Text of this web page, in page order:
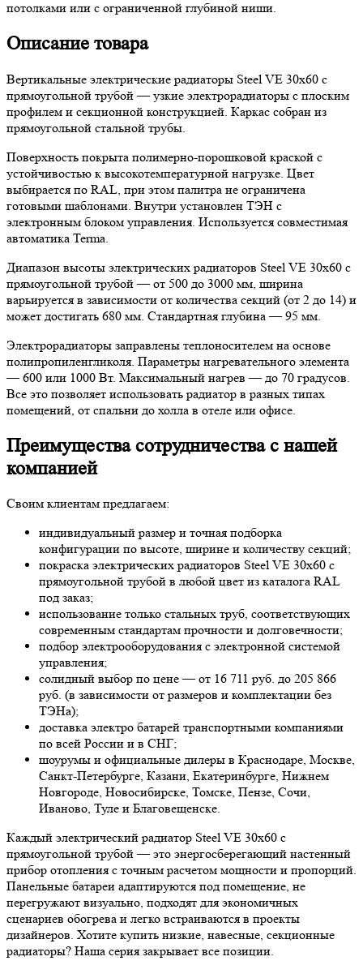
потолками или с ограниченной глубиной ниши.
Описание товара
Вертикальные электрические радиаторы Steel VE 30х60 с
прямоугольной трубой — узкие электрорадиаторы с плоским
профилем и секционной конструкцией. Каркас собран из
прямоугольной стальной трубы.
Поверхность покрыта полимерно-порошковой краской с
устойчивостью к высокотемпературной нагрузке. Цвет
выбирается по RAL, при этом палитра не ограничена
готовыми шаблонами. Внутри установлен ТЭН с
электронным блоком управления. Используется совместимая
автоматика Terma.
Диапазон высоты электрических радиаторов Steel VE 30х60 с
прямоугольной трубой — от 500 до 3000 мм, ширина
варьируется в зависимости от количества секций (от 2 до 14) и
может достигать 680 мм. Стандартная глубина — 95 мм.
Электрорадиаторы заправлены теплоносителем на основе
полипропиленгликоля. Параметры нагревательного элемента
— 600 или 1000 Вт. Максимальный нагрев — до 70 градусов.
Все это позволяет использовать радиатор в разных типах
помещений, от спальни до холла в отеле или офисе.
Преимущества сотрудничества с нашей
компанией
Своим клиентам предлагаем:
индивидуальный размер и точная подборка
конфигурации по высоте, ширине и количеству секций;
покраска электрических радиаторов Steel VE 30х60 с
прямоугольной трубой в любой цвет из каталога RAL
под заказ;
использование только стальных труб, соответствующих
современным стандартам прочности и долговечности;
подбор электрооборудования с электронной системой
управления;
солидный выбор по цене — от 16 711 руб. до 205 866
руб. (в зависимости от размеров и комплектации без
ТЭНа);
доставка электро батарей транспортными компаниями
по всей России и в СНГ;
шоурумы и официальные дилеры в Краснодаре, Москве,
Санкт-Петербурге, Казани, Екатеринбурге, Нижнем
Новгороде, Новосибирске, Томске, Пензе, Сочи,
Иваново, Туле и Благовещенске.
Каждый электрический радиатор Steel VE 30х60 с
прямоугольной трубой — это энергосберегающий настенный
прибор отопления с точным расчетом мощности и пропорций.
Панельные батареи адаптируются под помещение, не
перегружают визуально, подходят для экономичных
сценариев обогрева и легко встраиваются в проекты
дизайнеров. Хотите купить низкие, навесные, секционные
радиаторы? Наша серия закрывает все позиции.